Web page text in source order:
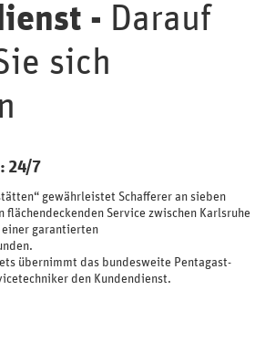
- Darauf
sich
24/7
gewährleistet Schafferer an sieben
flächendeckenden Service zwischen Karlsruhe
einer garantierten
übernimmt das bundesweite Pentagast-
den Kundendienst.